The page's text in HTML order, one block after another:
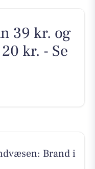
39 kr. og
kr. - Se
Brand i